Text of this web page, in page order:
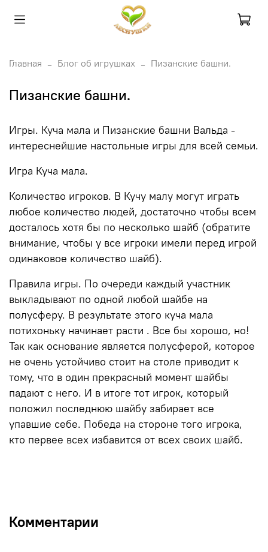
Главная Блог об игрушках Пизанские башни.
Пизанские башни.
Игры. Куча мала и Пизанские башни Вальда -
интереснейшие настольные игры для всей семьи.
Игра Куча мала.
Количество игроков. В Кучу малу могут играть
любое количество людей, достаточно чтобы всем
досталось хотя бы по несколько шайб (обратите
внимание, чтобы у все игроки имели перед игрой
одинаковое количество шайб).
Правила игры. По очереди каждый участник
выкладывают по одной любой шайбе на
полусферу. В результате этого куча мала
потихоньку начинает расти . Все бы хорошо, но!
Так как основание является полусферой, которое
не очень устойчиво стоит на столе приводит к
тому, что в один прекрасный момент шайбы
падают с него. И в итоге тот игрок, который
положил последнюю шайбу забирает все
упавшие себе. Победа на стороне того игрока,
кто первее всех избавится от всех своих шайб.
Комментарии